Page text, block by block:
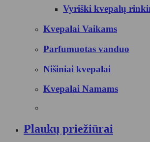
Vyriški kvepalų
Kvepalai Vaikams
Parfumuotas vanduo
Nišiniai kvepalai
Kvepalai Namams
Plaukų priežiūrai